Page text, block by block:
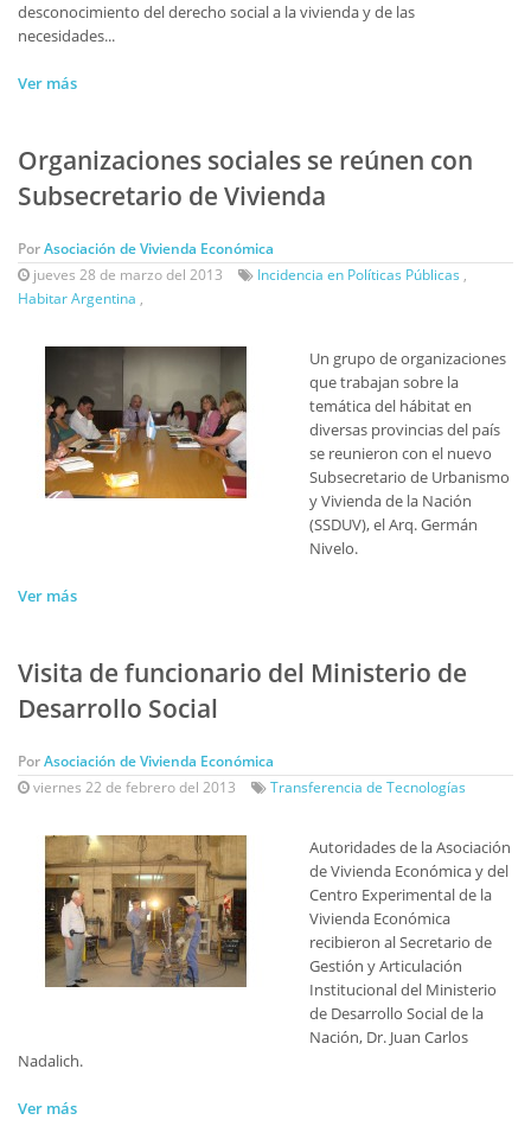
desconocimiento del derecho social a la vivienda y de las
necesidades...
Ver más
Organizaciones sociales se reúnen con
Subsecretario de Vivienda
PorAsociación de Vivienda Económica
jueves 28 de marzo del 2013
Incidencia en Políticas Públicas ,
Habitar Argentina ,
Un grupo de organizaciones
que trabajan sobre la
temática del hábitat en
diversas provincias del país
se reunieron con el nuevo
Subsecretario de Urbanismo
y Vivienda de la Nación
(SSDUV), el Arq. Germán
Nivelo.
Ver más
Visita de funcionario del Ministerio de
Desarrollo Social
PorAsociación de Vivienda Económica
viernes 22 de febrero del 2013
Transferencia de Tecnologías
Autoridades de la Asociación
de Vivienda Económica y del
Centro Experimental de la
Vivienda Económica
recibieron al Secretario de
Gestión y Articulación
Institucional del Ministerio
de Desarrollo Social de la
Nación, Dr. Juan Carlos
Nadalich.
Ver más